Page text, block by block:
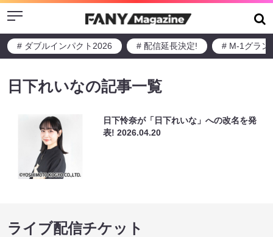
Menu
# ダブルインパクト2026 # 配信延長決定! # M-1グラン
日下れいなの記事一覧
日下怜奈が「日下れいな」への改名を発
表!2026.04.20
ライブ配信チケット